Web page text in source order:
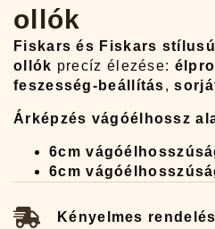
ollók
Fiskars és Fiskars
ollók precíz élezése:
feszesség-beállítás,
Árképzés vágóélhossz
6cm
6cm
Kényelmes